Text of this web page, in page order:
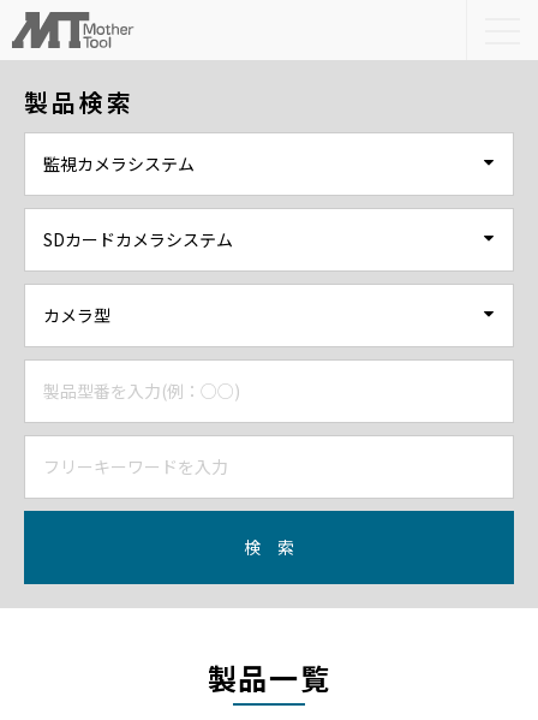
製品検索
検 索
製品一覧